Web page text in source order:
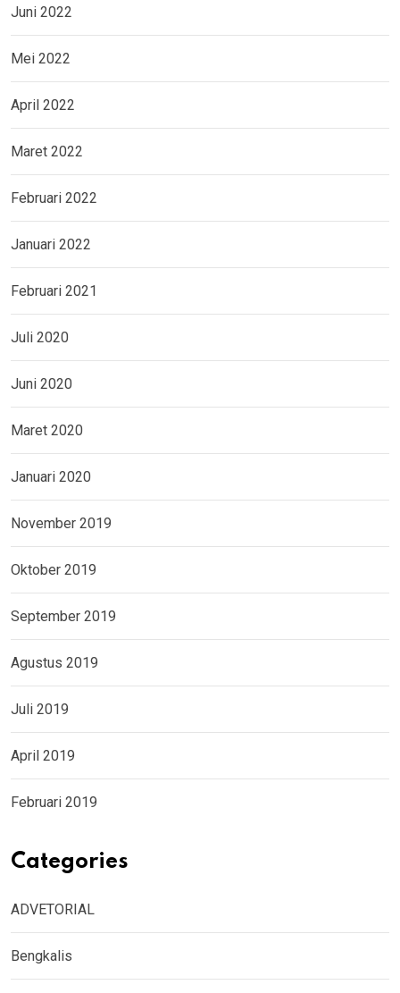
Juni 2022
Mei 2022
April 2022
Maret 2022
Februari 2022
Januari 2022
Februari 2021
Juli 2020
Juni 2020
Maret 2020
Januari 2020
November 2019
Oktober 2019
September 2019
Agustus 2019
Juli 2019
April 2019
Februari 2019
Categories
ADVETORIAL
Bengkalis